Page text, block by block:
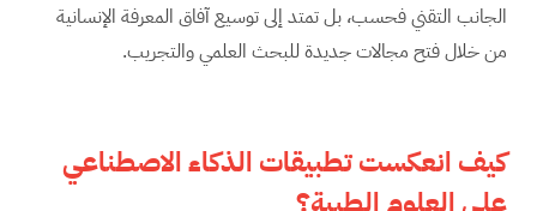
الجانب التقني فحسب، بل تمتد إلى توسيع آفاق المعرفة الإنسانية
من خلال فتح مجالات جديدة للبحث العلمي والتجريب.
كيف انعكست تطبيقات الذكاء الاصطناعي
على العلوم الطبية؟